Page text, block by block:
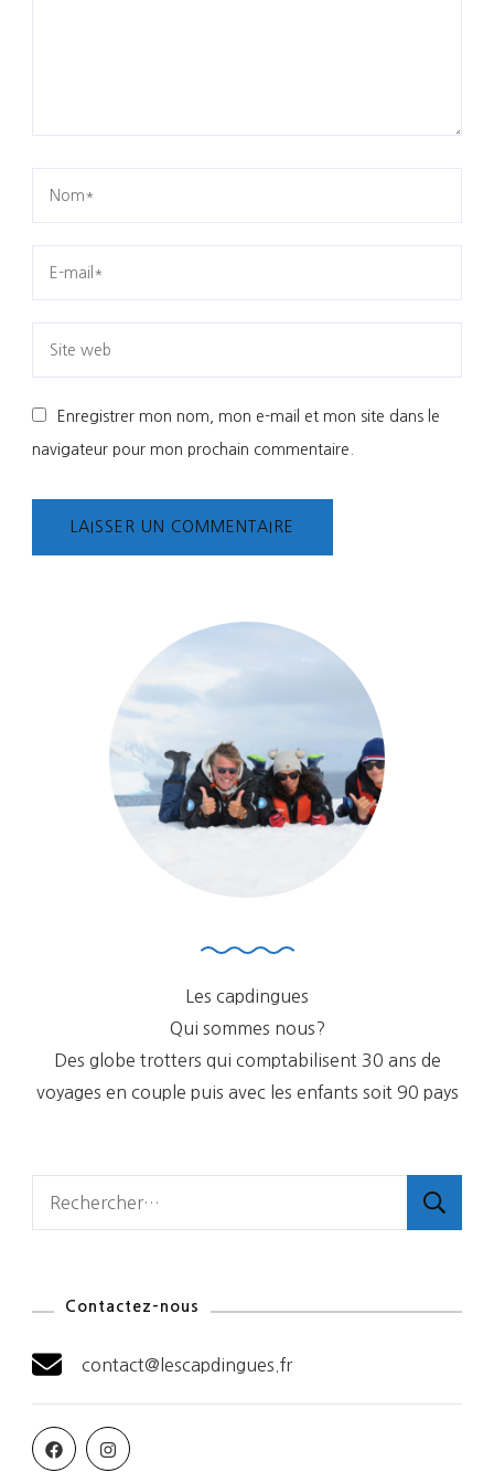
Enregistrer mon nom, mon e-mail et mon site dans le
navigateur pour mon prochain commentaire.
Les capdingues
Qui sommes nous?
Des globe trotters qui comptabilisent 30 ans de
voyages en couple puis avec les enfants soit 90 pays
Contactez-nous
contact@lescapdingues.fr